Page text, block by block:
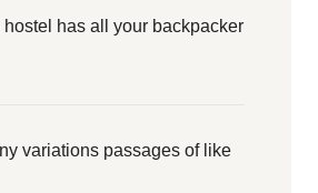
has all your backpacker
variations passages of like